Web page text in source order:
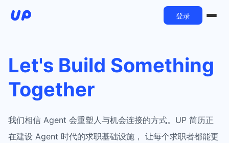
登录
Let's Build Something
Together
我们相信 Agent 会重塑人与机会连接的方式。UP 简历正
在建设 Agent 时代的求职基础设施， 让每个求职者都能更